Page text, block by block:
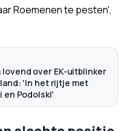
Roemenen te pesten',
over EK-uitblinker
'In het rijtje met
en Podolski'